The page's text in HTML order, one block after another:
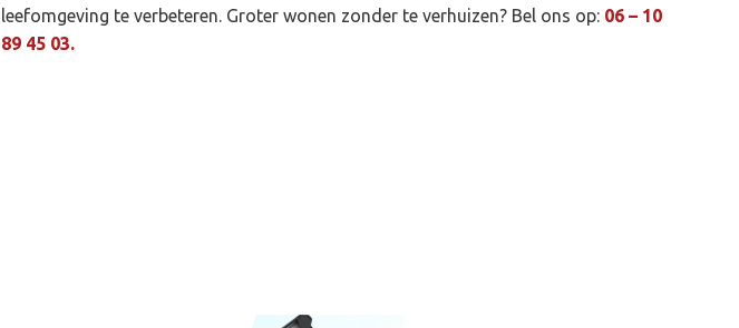
leefomgeving te verbeteren. Groter wonen zonder te verhuizen? Bel ons op: 06 – 10
89 45 03.